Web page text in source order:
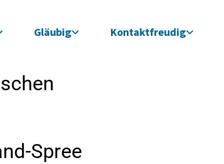
Gläubig Kontaktfreudig
Spree